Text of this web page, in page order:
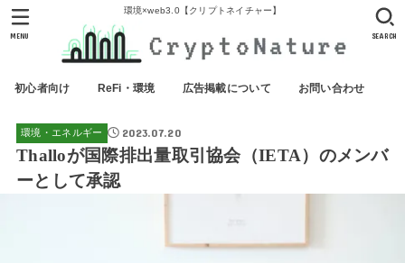
環境×web3.0【クリプトネイチャー】
初心者向け ReFi・環境 広告掲載について お問い合わせ
SEARCH
MENU
環境・エネルギー 2023.07.20
Thalloが国際排出量取引協会（IETA）のメンバ
ーとして承認